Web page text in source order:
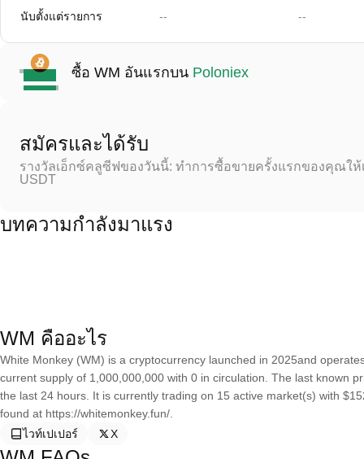
นับตั้งแต่รายการ -- --
ซื้อ WM อันแรกบน Poloniex
สมัครและได้รับ
รางวัลเอ็กซ์คลูซีฟของวันนี้: ทำการซื้อขายครั้งแรกของคุณใ
USDT
บทความกำลังมาแรง
WM คืออะไร
White Monkey (WM) is a cryptocurrency launched in 2025and
current supply of 1,000,000,000 with 0 in circulation. The last known
the last 24 hours. It is currently trading on 15 active market(s) with
found at https://whitemonkey.fun/.
ไวท์เปเปอร์
X